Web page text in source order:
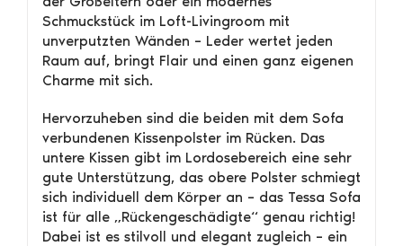
Schmuckstück im Loft-Livingroom mit
unverputzten Wänden – Leder wertet jeden
Raum auf, bringt Flair und einen ganz eigenen
Charme mit sich.
Hervorzuheben sind die beiden mit dem Sofa
verbundenen Kissenpolster im Rücken. Das
untere Kissen gibt im Lordosebereich eine sehr
gute Unterstützung, das obere Polster schmiegt
sich individuell dem Körper an – das Tessa Sofa
ist für alle „Rückengeschädigte“ genau richtig!
Dabei ist es stilvoll und elegant zugleich – ein